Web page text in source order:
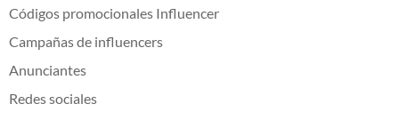
Códigos promocionales Influencer
Campañas de influencers
Anunciantes
Redes sociales